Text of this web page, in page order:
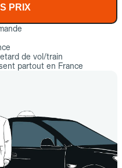
PRIX
de vol/train
partout en France